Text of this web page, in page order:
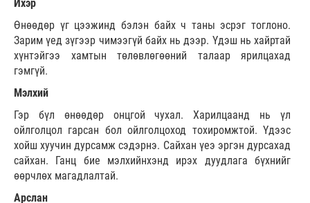
Ихэр
Өнөөдөр үг цээжинд бэлэн байх ч таны эсрэг тоглоно.
Зарим үед зүгээр чимээгүй байх нь дээр. Үдэш нь хайртай
хүнтэйгээ хамтын төлөвлөгөөний талаар ярилцахад
гэмгүй.
Мэлхий
Гэр бүл өнөөдөр онцгой чухал. Харилцаанд нь үл
ойлголцол гарсан бол ойлголцоход тохиромжтой. Үдээс
хойш хуучин дурсамж сэдэрнэ. Сайхан үеэ эргэн дурсахад
сайхан. Ганц бие мэлхийнхэнд ирэх дуудлага бүхнийг
өөрчлөх магадлалтай.
Арслан